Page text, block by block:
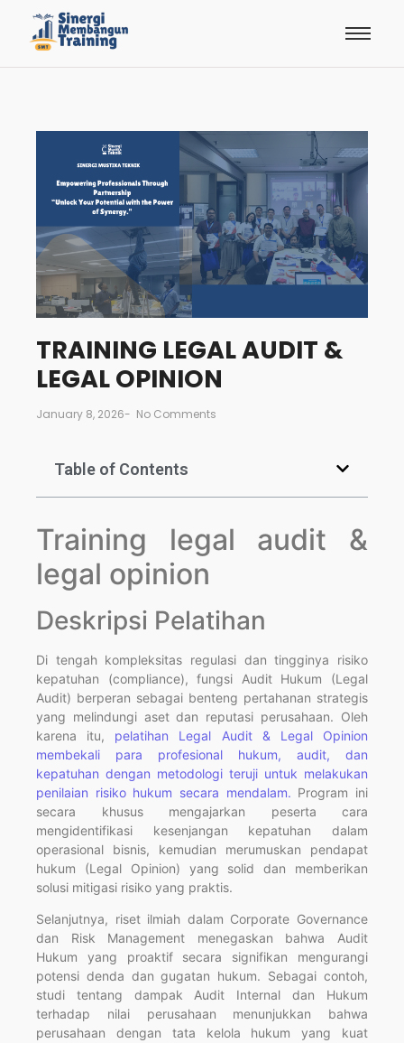
TRAINING LEGAL AUDIT &
LEGAL OPINION
January 8, 2026- No Comments
Table of Contents
Training legal audit &
legal opinion
Deskripsi Pelatihan
Di tengah kompleksitas regulasi dan tingginya risiko
kepatuhan (compliance), fungsi Audit Hukum (Legal
Audit) berperan sebagai benteng pertahanan strategis
yang melindungi aset dan reputasi perusahaan. Oleh
karena itu, pelatihan Legal Audit & Legal Opinion
membekali para profesional hukum, audit, dan
kepatuhan dengan metodologi teruji untuk melakukan
penilaian risiko hukum secara mendalam. Program ini
secara khusus mengajarkan peserta cara
mengidentifikasi kesenjangan kepatuhan dalam
operasional bisnis, kemudian merumuskan pendapat
hukum (Legal Opinion) yang solid dan memberikan
solusi mitigasi risiko yang praktis.
Selanjutnya, riset ilmiah dalam Corporate Governance
dan Risk Management menegaskan bahwa Audit
Hukum yang proaktif secara signifikan mengurangi
potensi denda dan gugatan hukum. Sebagai contoh,
studi tentang dampak Audit Internal dan Hukum
terhadap nilai perusahaan menunjukkan bahwa
perusahaan dengan tata kelola hukum yang kuat